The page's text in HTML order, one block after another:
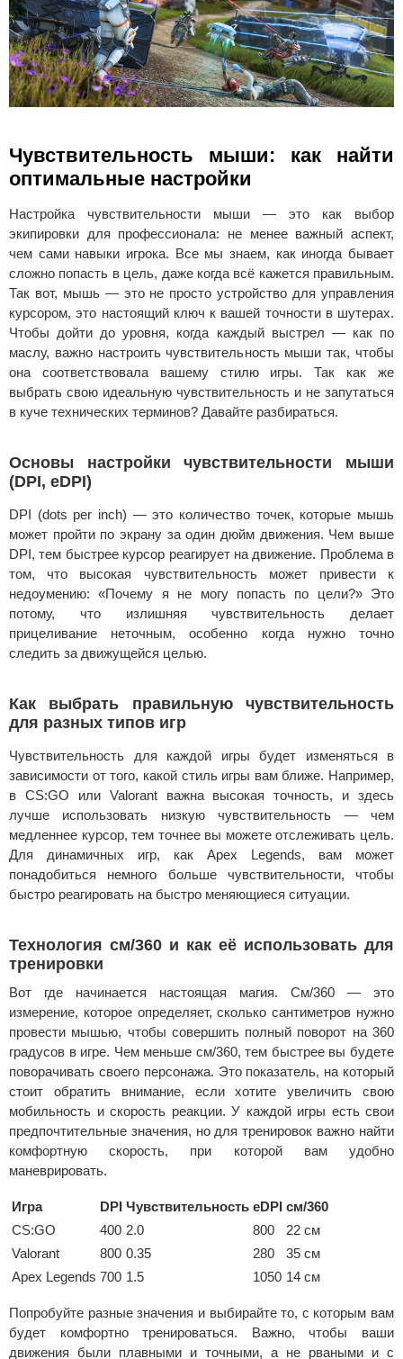
Чувствительность мыши: как найти
оптимальные настройки
Настройка чувствительности мыши — это как выбор
экипировки для профессионала: не менее важный аспект,
чем сами навыки игрока. Все мы знаем, как иногда бывает
сложно попасть в цель, даже когда всё кажется правильным.
Так вот, мышь — это не просто устройство для управления
курсором, это настоящий ключ к вашей точности в шутерах.
Чтобы дойти до уровня, когда каждый выстрел — как по
маслу, важно настроить чувствительность мыши так, чтобы
она соответствовала вашему стилю игры. Так как же
выбрать свою идеальную чувствительность и не запутаться
в куче технических терминов? Давайте разбираться.
Основы настройки чувствительности мыши
(DPI, eDPI)
DPI (dots per inch) — это количество точек, которые мышь
может пройти по экрану за один дюйм движения. Чем выше
DPI, тем быстрее курсор реагирует на движение. Проблема в
том, что высокая чувствительность может привести к
недоумению: «Почему я не могу попасть по цели?» Это
потому, что излишняя чувствительность делает
прицеливание неточным, особенно когда нужно точно
следить за движущейся целью.
Как выбрать правильную чувствительность
для разных типов игр
Чувствительность для каждой игры будет изменяться в
зависимости от того, какой стиль игры вам ближе. Например,
в CS:GO или Valorant важна высокая точность, и здесь
лучше использовать низкую чувствительность — чем
медленнее курсор, тем точнее вы можете отслеживать цель.
Для динамичных игр, как Apex Legends, вам может
понадобиться немного больше чувствительности, чтобы
быстро реагировать на быстро меняющиеся ситуации.
Технология см/360 и как её использовать для
тренировки
Вот где начинается настоящая магия. См/360 — это
измерение, которое определяет, сколько сантиметров нужно
провести мышью, чтобы совершить полный поворот на 360
градусов в игре. Чем меньше см/360, тем быстрее вы будете
поворачивать своего персонажа. Это показатель, на который
стоит обратить внимание, если хотите увеличить свою
мобильность и скорость реакции. У каждой игры есть свои
предпочтительные значения, но для тренировок важно найти
комфортную скорость, при которой вам удобно
маневрировать.
Игра DPI Чувствительность eDPI см/360
CS:GO
400 2.0 800
22 см
Valorant
800 0.35 280
35 см
Apex Legends 700 1.5 1050 14 см
Попробуйте разные значения и выбирайте то, с которым вам
будет комфортно тренироваться. Важно, чтобы ваши
движения были плавными и точными, а не рваными и с